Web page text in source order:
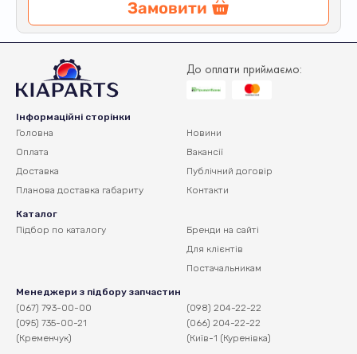
Замовити
До оплати приймаємо:
Інформаційні сторінки
Головна
Оплата
Доставка
Планова доставка габариту
Новини
Вакансії
Публічний договір
Контакти
Каталог
Підбор по каталогу
Бренди на сайті
Для клієнтів
Постачальникам
Менеджери з підбору запчастин
(067) 793-00-00
(095) 735-00-21
(Кременчук)
(098) 204-22-22
(066) 204-22-22
(Київ-1 (Куренівка)